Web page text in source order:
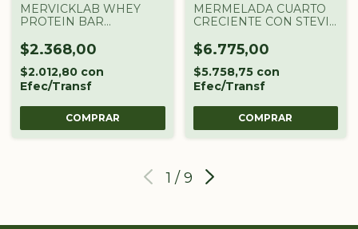
MERVICKLAB WHEY
PROTEIN BAR
$2.368,00
$2.012,80 con
Efec/Transf
MERMELADA CUARTO
CRECIENTE CON STEVIA
$6.775,00
$5.758,75 con
Efec/Transf
1 / 9